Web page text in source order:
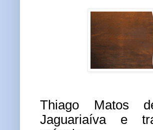
Thiago Matos
Jaguariaíva e